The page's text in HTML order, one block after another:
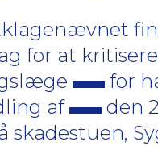
for at kritisere
for
af
den
skadestuen,